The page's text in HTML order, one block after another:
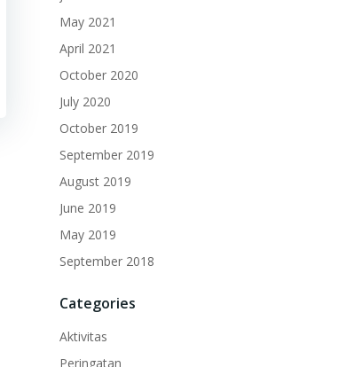
May 2021
April 2021
October 2020
July 2020
October 2019
September 2019
August 2019
June 2019
May 2019
September 2018
Categories
Aktivitas
Peringatan